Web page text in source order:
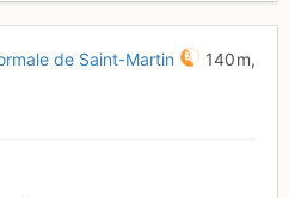
de Saint-Martin
140 m,